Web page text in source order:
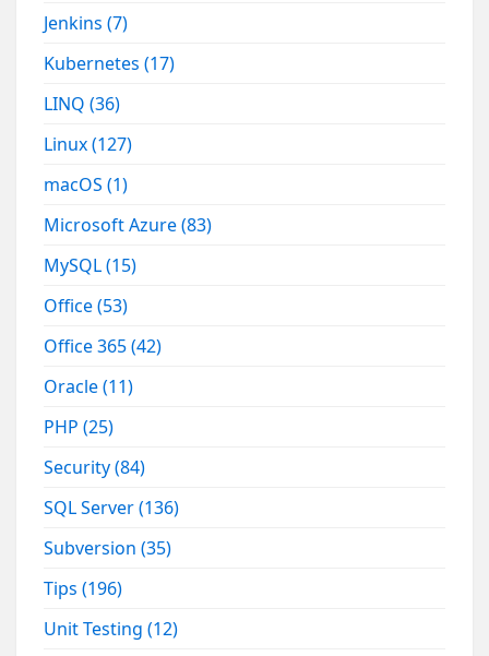
Jenkins(7)
Kubernetes(17)
LINQ(36)
Linux(127)
macOS(1)
Microsoft Azure(83)
MySQL(15)
Office(53)
Office 365(42)
Oracle(11)
PHP(25)
Security(84)
SQL Server(136)
Subversion(35)
Tips(196)
Unit Testing(12)